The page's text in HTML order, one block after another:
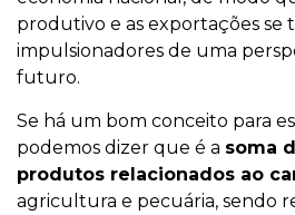
produtivo e as exportações se
impulsionadores de uma
futuro.
Se há um bom conceito para
podemos dizer que é a soma
produtos relacionados ao
agricultura e pecuária, sendo